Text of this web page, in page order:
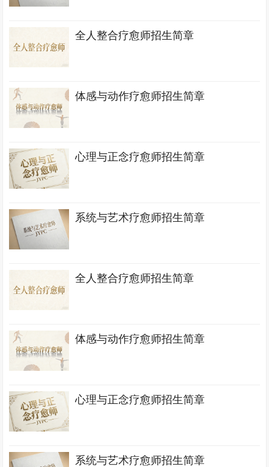
全人整合疗愈师招生简章
体感与动作疗愈师招生简章
心理与正念疗愈师招生简章
系统与艺术疗愈师招生简章
全人整合疗愈师招生简章
体感与动作疗愈师招生简章
心理与正念疗愈师招生简章
系统与艺术疗愈师招生简章